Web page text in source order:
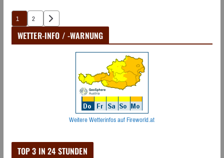
Seitennummerierung
der
1 2
WETTER-INFO / -WARNUNG
Weitere Wetterinfos auf Fireworld.at
TOP 3 IN 24 STUNDEN